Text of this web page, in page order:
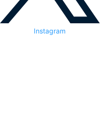
Instagram